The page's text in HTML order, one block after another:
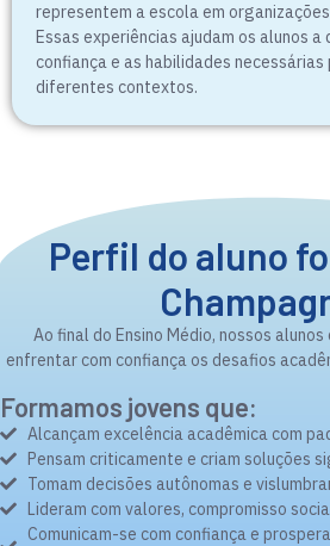
representem a escola em organizações
Essas experiências ajudam os alunos a
confiança e as habilidades
diferentes contextos.
Perfil do aluno
Ao final do Ensino Médio, nossos
enfrentar com confiança os desafios
Formamos jovens que:
Alcançam excelência acadêmica com
Pensam criticamente e criam soluções
Tomam decisões autônomas e
Lideram com valores, compromisso
Comunicam-se com confiança e